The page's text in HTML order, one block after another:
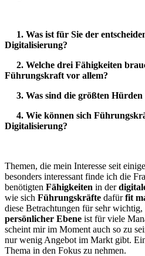
1. Was ist für Sie der
Digitalisierung?
2. Welche drei Fähigkeiten
Führungskraft vor allem?
3. Was sind die größten Hürden
4. Wie können sich
Digitalisierung?
Themen, die mein Interesse seit
besonders interessant finde ich die
benötigten Fähigkeiten in der
wie sich Führungskräfte dafürfit
diese Betrachtungen für sehr wichtig,
persönlicher Ebene ist für viele
scheint mir im Moment auch so zu
nur wenig Angebot im Markt gibt.
Thema in den Fokus zu nehmen.